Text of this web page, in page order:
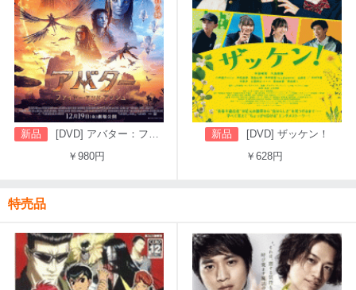
新品
[DVD] アバター：ファイヤー・アンド・アッシュ
￥980円
新品
[DVD] ザッケン！
￥628円
特売品